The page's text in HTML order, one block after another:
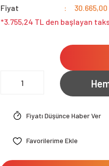
Fiyat
30.665,00
*3.755,24 TL den başlayan
Fiyatı Düşünce Haber Ver